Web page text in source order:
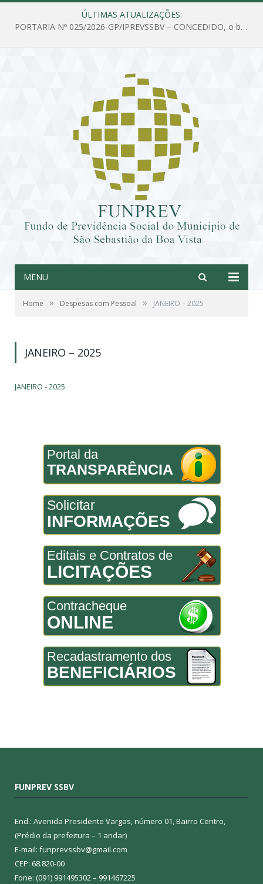
ÚLTIMAS ATUALIZAÇÕES:
PORTARIA Nº 025/2026-GP/IPREVSSBV – CONCEDIDO, o benefício de PENSÃO a MARIA ESTELA DOS SANTOS SOUZA
MENU
Home » Despesas com Pessoal » JANEIRO – 2025
JANEIRO – 2025
JANEIRO - 2025
Portal da
TRANSPARÊNCIA
Solicitar
INFORMAÇÕES
Editais e Contratos de
LICITAÇÕES
Contracheque
ONLINE
Recadastramento dos
BENEFICIÁRIOS
FUNPREV SSBV
End.: Avenida Presidente Vargas, número 01, Bairro Centro,
(Prédio da prefeitura – 1 andar)
E-mail: funprevssbv@gmail.com
CEP: 68.820-00
Fone: (091) 991495302 – 991467225